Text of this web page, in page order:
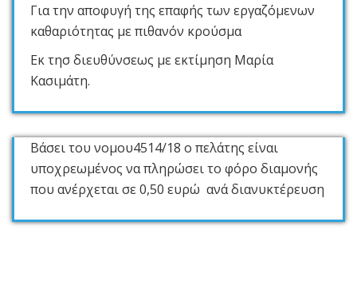
Για την αποφυγή της επαφής των εργαζόμενων
καθαριότητας με πιθανόν κρούσμα
Εκ τησ διευθύνσεως με εκτίμηση Μαρία
Κασιμάτη.
Βάσει του νομου4514/18 ο πελάτης είναι
υποχρεωμένος να πληρώσει το φόρο διαμονής
που ανέρχεται σε 0,50 ευρώ ανά διανυκτέρευση